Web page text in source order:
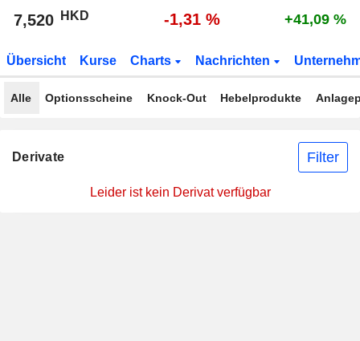
7,520 HKD -1,31 % +41,09 %
Übersicht Kurse Charts Nachrichten
Alle Optionsscheine Knock-Out Hebelprodukte
Derivate Filter
Leider ist kein Derivat verfügbar